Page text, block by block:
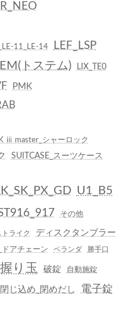
11_LE-14 LEF_LSP
トステム) LIX_TE0
PMK
ⅲ master_シャーロック
SUITCASE_スーツケース
U1_B5
その他
トライク
ディスクタンブラー
ドアチェーン ベランダ 勝手口
り玉 破錠 自動施錠
閉じ込め_閉めだし 電子錠